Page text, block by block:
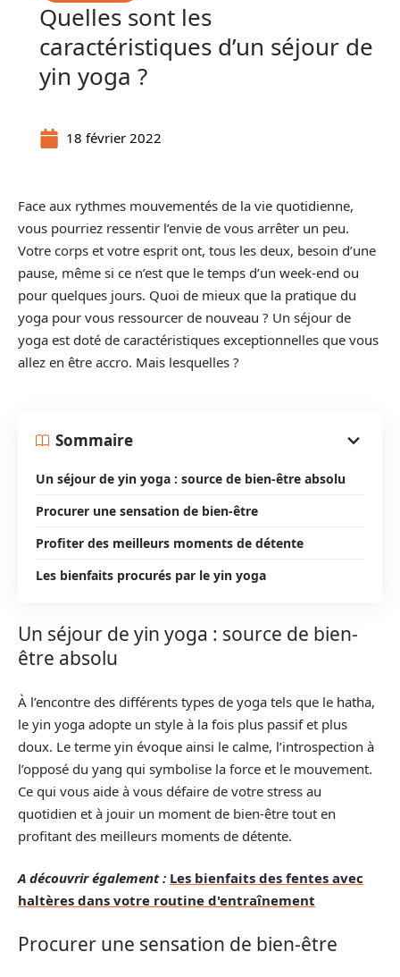
Quelles sont les
caractéristiques d’un séjour de
yin yoga ?
18 février 2022
Face aux rythmes mouvementés de la vie quotidienne,
vous pourriez ressentir l’envie de vous arrêter un peu.
Votre corps et votre esprit ont, tous les deux, besoin d’une
pause, même si ce n’est que le temps d’un week-end ou
pour quelques jours. Quoi de mieux que la pratique du
yoga pour vous ressourcer de nouveau ? Un séjour de
yoga est doté de caractéristiques exceptionnelles que vous
allez en être accro. Mais lesquelles ?
Sommaire
Un séjour de yin yoga : source de bien-être absolu
Procurer une sensation de bien-être
Profiter des meilleurs moments de détente
Les bienfaits procurés par le yin yoga
Un séjour de yin yoga : source de bien-
être absolu
À l’encontre des différents types de yoga tels que le hatha,
le yin yoga adopte un style à la fois plus passif et plus
doux. Le terme yin évoque ainsi le calme, l’introspection à
l’opposé du yang qui symbolise la force et le mouvement.
Ce qui vous aide à vous défaire de votre stress au
quotidien et à jouir un moment de bien-être tout en
profitant des meilleurs moments de détente.
A découvrir également : Les bienfaits des fentes avec
haltères dans votre routine d'entraînement
Procurer une sensation de bien-être